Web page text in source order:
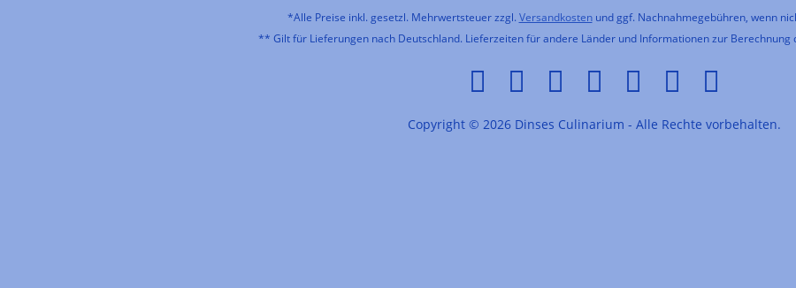
*Alle Preise inkl. gesetzl. Mehrwertsteuer zzgl. Versandkostenund ggf. Nachnahmegebühren, wenn
** Gilt für Lieferungen nach Deutschland. Lieferzeiten für andere Länder und Informationen zur Berechnung
Copyright © 2026 Dinses Culinarium - Alle Rechte vorbehalten.